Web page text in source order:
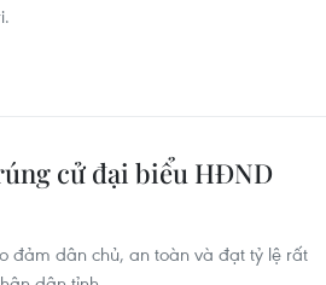
cử đại biểu HĐND
đảm dân chủ, an toàn và đạt tỷ lệ rất